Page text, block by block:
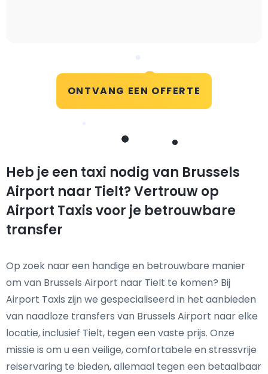
ONTVANG EEN OFFERTE
Heb je een taxi nodig van Brussels
Airport naar Tielt? Vertrouw op
Airport Taxis voor je betrouwbare
transfer
Op zoek naar een handige en betrouwbare manier
om van Brussels Airport naar Tielt te komen? Bij
Airport Taxis zijn we gespecialiseerd in het aanbieden
van naadloze transfers van Brussels Airport naar elke
locatie, inclusief Tielt, tegen een vaste prijs. Onze
missie is om u een veilige, comfortabele en stressvrije
reiservaring te bieden, allemaal tegen een betaalbaar